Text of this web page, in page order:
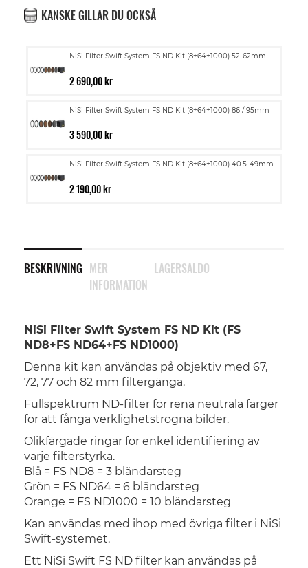
KANSKE GILLAR DU OCKSÅ
NiSi Filter Swift System FS ND Kit (8+64+1000) 52-62mm
2 690,00 kr
NiSi Filter Swift System FS ND Kit (8+64+1000) 86 / 95mm
3 590,00 kr
NiSi Filter Swift System FS ND Kit (8+64+1000) 40.5-49mm
2 190,00 kr
BESKRIVNING
NiSi Filter Swift System FS ND Kit (FS
ND8+FS ND64+FS ND1000)
Denna kit kan användas på objektiv med 67,
72, 77 och 82 mm filtergänga.
Fullspektrum ND-filter för rena neutrala färger
för att fånga verklighetstrogna bilder.
Olikfärgade ringar för enkel identifiering av
varje filterstyrka.
Blå = FS ND8 = 3 bländarsteg
Grön = FS ND64 = 6 bländarsteg
Orange = FS ND1000 = 10 bländarsteg
Kan användas med ihop med övriga filter i NiSi
Swift-systemet.
Ett NiSi Swift FS ND filter kan användas på
MER
INFORMATION
LAGERSALDO